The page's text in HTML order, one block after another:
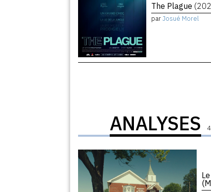
The Plague
parJosué Morel
ANALYSES